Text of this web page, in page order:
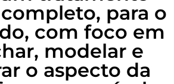
para o
com foco em
modelar e
o aspecto da